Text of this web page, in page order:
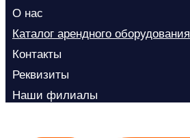
О нас
Каталог арендного оборудования
Контакты
Реквизиты
Наши филиалы